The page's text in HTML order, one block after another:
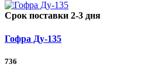
Срок поставки 2-3 дня
Гофра Ду-135
736